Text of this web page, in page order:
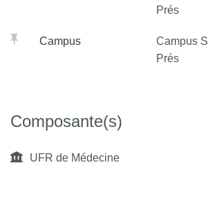
Prés
Campus
Campus
Prés
Composante(s)
UFR de Médecine